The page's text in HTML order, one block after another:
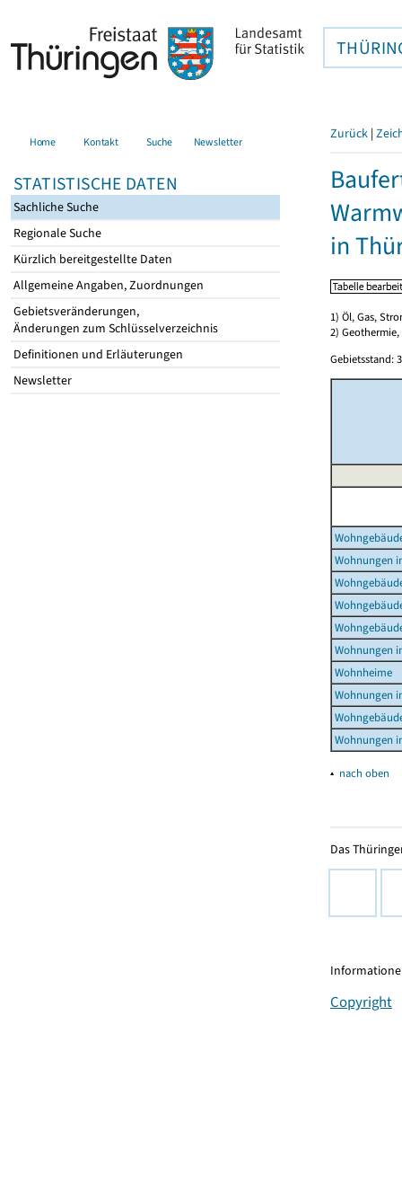
Home Kontakt Suche Newsletter
STATISTISCHE DATEN
Sachliche Suche
Regionale Suche
Kürzlich bereitgestellte Daten
Allgemeine Angaben, Zuordnungen
Gebietsveränderungen,
Änderungen zum Schlüsselverzeichnis
Definitionen und Erläuterungen
Newsletter
Zurück |
in
1) Öl, Gas,
2)
Gebietsstand:
Wohnungen
Wohnungen
Wohnheime
Wohnungen
Wohnungen
▴ nach oben
Das
Copyright